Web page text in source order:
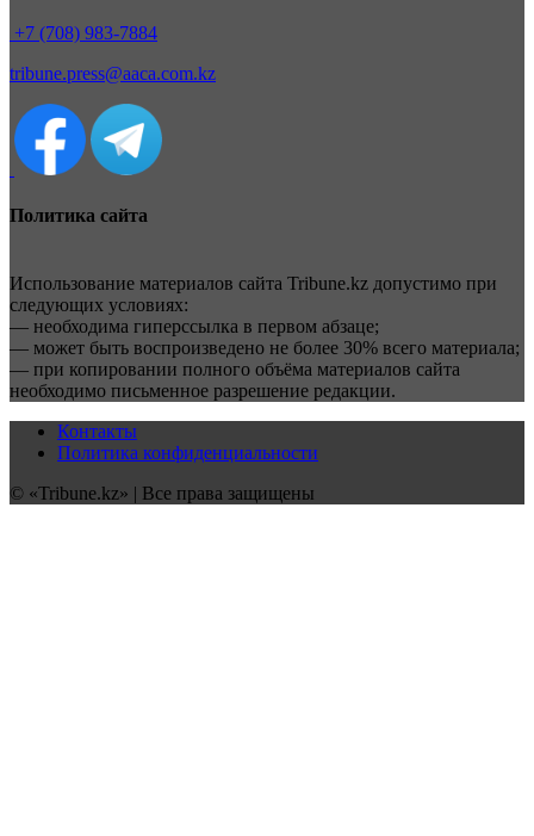
+7 (708) 983-7884
tribune.press@aaca.com.kz
Политика сайта
Использование материалов сайта Tribune.kz допустимо при
следующих условиях:
— необходима гиперссылка в первом абзаце;
— может быть воспроизведено не более 30% всего материала;
— при копировании полного объёма материалов сайта
необходимо письменное разрешение редакции.
Контакты
Политика конфиденциальности
© «Tribune.kz» | Все права защищены